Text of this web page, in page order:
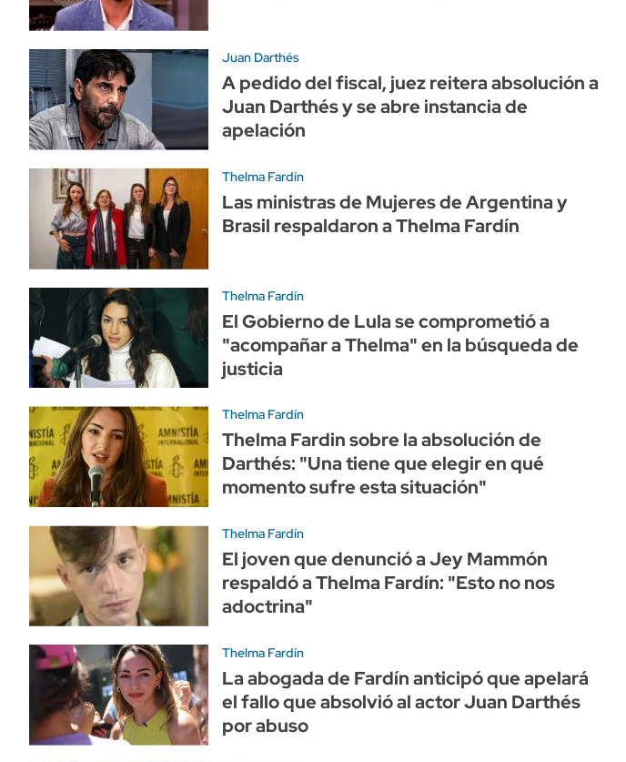
Juan Darthés
A pedido del fiscal, juez reitera absolución a
Juan Darthés y se abre instancia de
apelación
Thelma Fardín
Las ministras de Mujeres de Argentina y
Brasil respaldaron a Thelma Fardín
Thelma Fardín
El Gobierno de Lula se comprometió a
"acompañar a Thelma" en la búsqueda de
justicia
Thelma Fardín
Thelma Fardin sobre la absolución de
Darthés: "Una tiene que elegir en qué
momento sufre esta situación"
Thelma Fardín
El joven que denunció a Jey Mammón
respaldó a Thelma Fardín: "Esto no nos
adoctrina"
Thelma Fardín
La abogada de Fardín anticipó que apelará
el fallo que absolvió al actor Juan Darthés
por abuso